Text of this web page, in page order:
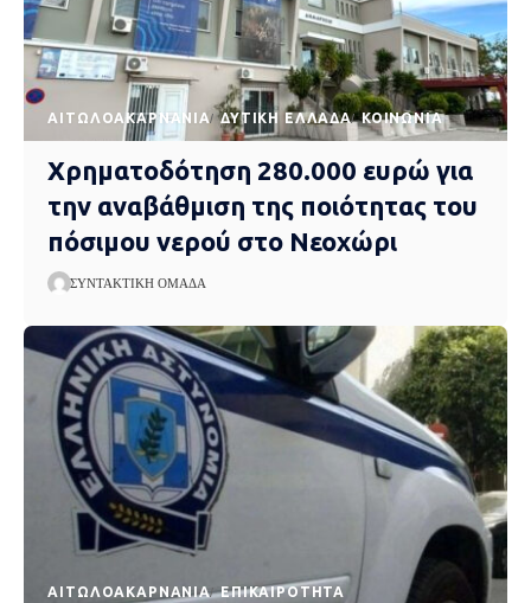
AΙΤΩΛΟΑΚΑΡΝΑΝΊΑ ΔΥΤΙΚΉ ΕΛΛΆΔΑ ΚΟΙΝΩΝΊΑ
Χρηματοδότηση 280.000 ευρώ για
την αναβάθμιση της ποιότητας του
πόσιμου νερού στο Νεοχώρι
ΣΥΝΤΑΚΤΙΚΉ ΟΜΆΔΑ
AΙΤΩΛΟΑΚΑΡΝΑΝΊΑ EΠΙΚΑΙΡΌΤΗΤΑ